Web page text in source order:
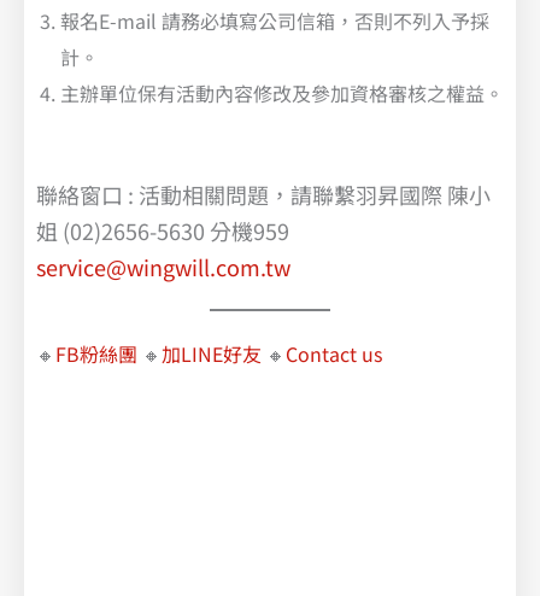
報名E-mail 請務必填寫公司信箱，否則不列入予採
計。
主辦單位保有活動內容修改及參加資格審核之權益。
聯絡窗口 : 活動相關問題，請聯繫羽昇國際 陳小
姐 (02)2656-5630 分機959
service@wingwill.com.tw
🔸 FB粉絲團 🔸加LINE好友 🔸 Contact us